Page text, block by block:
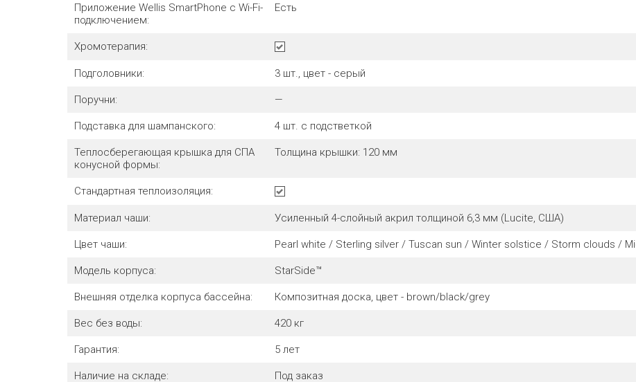
Приложение Wellis SmartPhone с Wi-Fi-
подключением:
Есть
Хромотерапия:
Подголовники: 3 шт., цвет - серый
Поручни: —
Подставка для шампанского: 4 шт. с подстветкой
Теплосберегающая крышка для СПА
конусной формы:
Толщина крышки: 120 мм
Стандартная теплоизоляция:
Материал чаши: Усиленный 4-слойный акрил толщиной 6,3 мм (Lucite, США)
Цвет чаши: Pearl white / Sterling silver / Tuscan sun / Winter solstice / Storm clouds /
Модель корпуса: StarSide™
Внешняя отделка корпуса бассейна: Композитная доска, цвет - brown/black/grey
Вес без воды: 420 кг
Гарантия: 5 лет
Наличие на складе: Под заказ